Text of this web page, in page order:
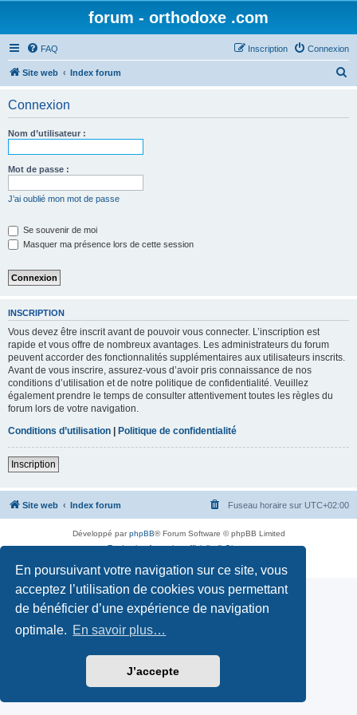
En poursuivant votre navigation sur ce site, vous
acceptez l’utilisation de cookies vous permettant
de bénéficier d’une expérience de navigation
optimale. En savoir plus…
J’accepte
forum - orthodoxe .com
FAQ Connexion
Inscription
Site web Index forum
Connexion
Nom d’utilisateur :
Mot de passe :
J’ai oublié mon mot de passe
Se souvenir de moi
Masquer ma présence lors de cette session
INSCRIPTION
Vous devez être inscrit avant de pouvoir vous connecter. L’inscription est
rapide et vous offre de nombreux avantages. Les administrateurs du forum
peuvent accorder des fonctionnalités supplémentaires aux utilisateurs inscrits.
Avant de vous inscrire, assurez-vous d’avoir pris connaissance de nos
conditions d’utilisation et de notre politique de confidentialité. Veuillez
également prendre le temps de consulter attentivement toutes les règles du
forum lors de votre navigation.
Conditions d’utilisation | Politique de confidentialité
Inscription
Site web Index forum Fuseau horaire sur UTC+02:00
Développé parphpBB® Forum Software © phpBB Limited
Traduction française officielle©Qiaeru